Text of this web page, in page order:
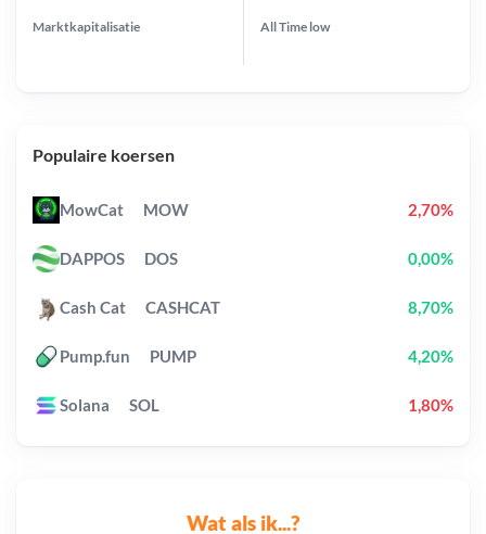
Wat als ik...?
Marktkapitalisatie All Time low
Populaire koersen
MowCat MOW 2,70%
DAPPOS DOS 0,00%
Cash Cat CASHCAT 8,70%
Pump.fun PUMP 4,20%
Solana SOL 1,80%